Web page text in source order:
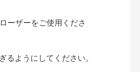
ーザーをご使用くださ
ようにしてください。